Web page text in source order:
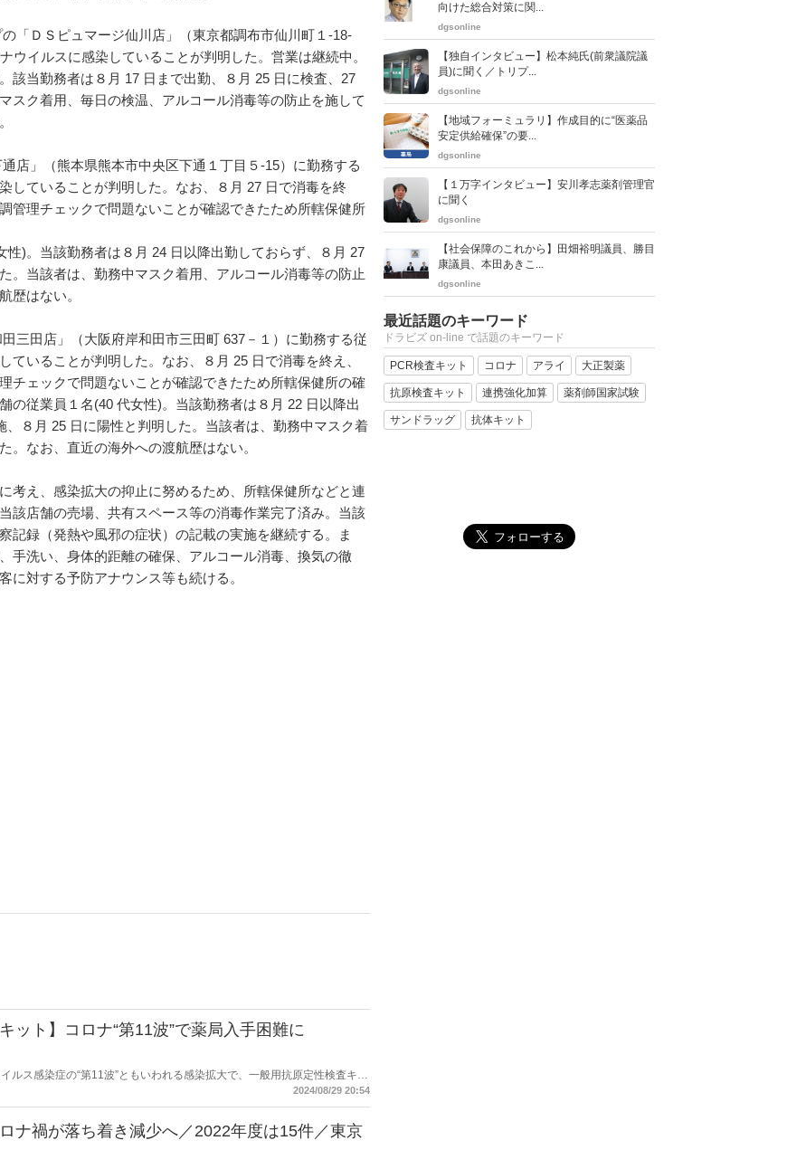
「ＤＳピュマージ仙川店」（東京都調布市仙川町１-18-
ウイルスに感染していることが判明した。営業は継続中。
該当勤務者は８月 17 日まで出勤、８月 25 日に検査、27
スク着用、毎日の検温、アルコール消毒等の防止を施して
店」（熊本県熊本市中央区下通１丁目５-15）に勤務する
していることが判明した。なお、８月 27 日で消毒を終
管理チェックで問題ないことが確認できたため所轄保健所
)。当該勤務者は８月 24 日以降出勤しておらず、８月 27
。当該者は、勤務中マスク着用、アルコール消毒等の防止
歴はない。
田店」（大阪府岸和田市三田町 637－１）に勤務する従
ていることが判明した。なお、８月 25 日で消毒を終え、
チェックで問題ないことが確認できたため所轄保健所の確
の従業員１名(40 代女性)。当該勤務者は８月 22 日以降出
８月 25 日に陽性と判明した。当該者は、勤務中マスク着
。なお、直近の海外への渡航歴はない。
考え、感染拡大の抑止に努めるため、所轄保健所などと連
該店舗の売場、共有スペース等の消毒作業完了済み。当該
記録（発熱や風邪の症状）の記載の実施を継続する。ま
手洗い、身体的距離の確保、アルコール消毒、換気の徹
に対する予防アナウンス等も続ける。
ット】コロナ“第11波”で薬局入手困難に
ルス感染症の“第11波”ともいわれる感染拡大で、一般用抗原定性検査キッ
厚生労働省に対し、不足解消に向けた措置を要望した。
2024/08/29 20:54
ナ禍が落ち着き減少へ／2022年度は15件／東京
向けた総合対策に関...
dgsonline
【独自インタビュー】松本純氏(前衆議院議
員)に聞く／トリプ...
dgsonline
【地域フォーミュラリ】作成目的に“医薬品
安定供給確保”の要...
dgsonline
【１万字インタビュー】安川孝志薬剤管理官
に聞く
dgsonline
【社会保障のこれから】田畑裕明議員、勝目
康議員、本田あきこ...
dgsonline
最近話題のキーワード
ドラビズ on-line で話題のキーワード
PCR検査キット コロナ アライ 大正製薬
抗原検査キット 連携強化加算 薬剤師国家試験
サンドラッグ 抗体キット